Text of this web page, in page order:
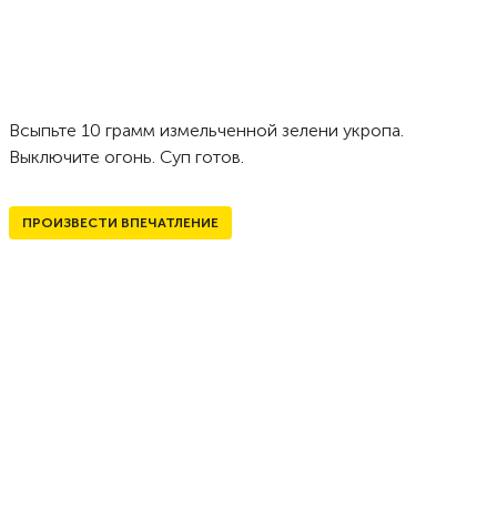
Всыпьте 10 грамм измельченной зелени укропа.
Выключите огонь. Суп готов.
ПРОИЗВЕСТИ ВПЕЧАТЛЕНИЕ